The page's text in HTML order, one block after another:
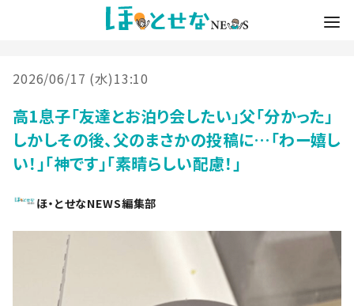
2026/06/17 (水)13:10
高1息子「友達とお泊り会したい」父「分かった」
しかしその後、父のまさかの投稿に…「わー嬉し
い！」「神です」「素晴らしい配慮！」
ほ・とせなNEWS編集部